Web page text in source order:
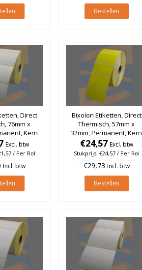
Bestellen
Direct
76mm x
Kern
1.370 stuks
Excl. btw
/ Per Rol
Incl. btw
Bixolon Etiketten, Direct
Thermisch, 57mm x
32mm, Permanent, Kern
25mm, Geel, rol à 2.100
stuks
€24,57 Excl. btw
Stukprijs: €24,57 / Per Rol
€29,73 Incl. btw
Bestellen